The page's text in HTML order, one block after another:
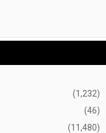
(1,232)
(46)
(11,480)